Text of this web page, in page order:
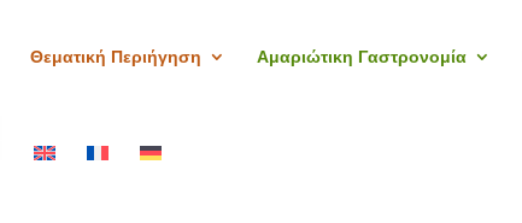
Θεματική Περιήγηση Αμαριώτικη Γαστρονομία